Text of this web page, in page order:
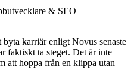
& SEO
karriär enligt Novus senaste
faktiskt ta steget. Det är inte
att hoppa från en klippa utan